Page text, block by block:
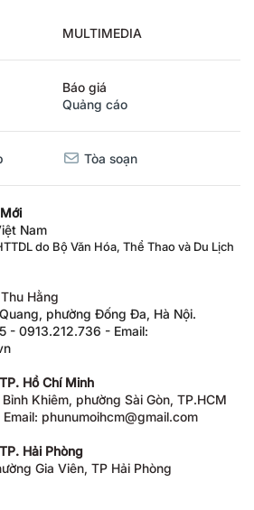
MULTIMEDIA
Báo giá
Quảng cáo
Tòa soạn
Nam
do Bộ Văn Hóa, Thể Thao và Du Lịch
Hằng
phường Đống Đa, Hà Nội.
- 0913.212.736 - Email:
Hồ Chí Minh
Khiêm, phường Sài Gòn, TP.HCM
phunumoihcm@gmail.com
Hải Phòng
Gia Viên, TP Hải Phòng